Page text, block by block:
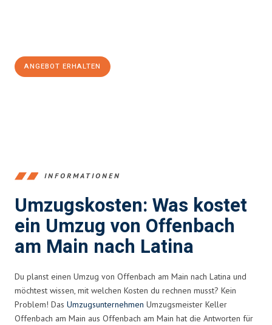
ANGEBOT ERHALTEN
INFORMATIONEN
Umzugskosten: Was kostet
ein Umzug von Offenbach
am Main nach Latina
Du planst einen Umzug von Offenbach am Main nach Latina und
möchtest wissen, mit welchen Kosten du rechnen musst? Kein
Problem! Das Umzugsunternehmen Umzugsmeister Keller
Offenbach am Main aus Offenbach am Main hat die Antworten für